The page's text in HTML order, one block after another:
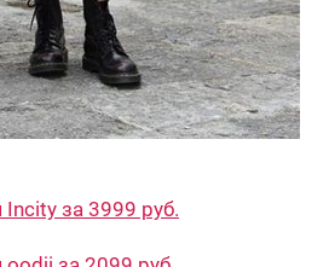
за 3999 руб.